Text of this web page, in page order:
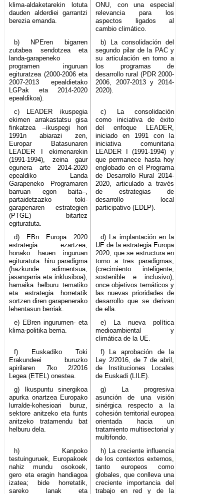
klima-aldaketarekin lotuta
dauden alderdiei garrantzi
berezia emanda.
ONU, con una especial
relevancia para los
aspectos ligados al
cambio climático.
b) NPEren bigarren
zutabea sendotzea eta
landa-garapeneko
programen inguruan
egituratzea (2000-2006 eta
2007-2013 epealdietako
LGPak eta 2014-2020
epealdikoa).
b) La consolidación del
segundo pilar de la PAC y
su articulación en torno a
los programas de
desarrollo rural (PDR 2000-
2006, 2007-2013 y 2014-
2020).
c) LEADER ikuspegia
ekimen arrakastatsu gisa
finkatzea –ikuspegi hori
1991n abiarazi zen,
Europar Batasunaren
LEADER I ekimenarekin
(1991-1994), zeina gaur
egunera arte 2014-2020
epealdiko Landa
Garapeneko Programaren
barruan egon baita–,
partaidetzazko toki-
garapenaren estrategien
(PTGE) bitartez
egituratuta.
c) La consolidación
como iniciativa de éxito
del enfoque LEADER,
iniciado en 1991 con la
iniciativa comunitaria
LEADER I (1991-1994) y
que permanece hasta hoy
englobado en el Programa
de Desarrollo Rural 2014-
2020, articulado a través
de estrategias de
desarrollo local
participativo (EDLP).
d) EBn Europa 2020
estrategia ezartzea,
honako hauen inguruan
egituratuta: hiru paradigma
(hazkunde adimentsua,
jasangarria eta inklusiboa),
hamaika helburu tematiko
eta estrategia horretatik
sortzen diren garapenerako
lehentasun berriak.
d) La implantación en la
UE de la estrategia Europa
2020, que se estructura en
torno a tres paradigmas,
(crecimiento inteligente,
sostenible e inclusivo),
once objetivos temáticos y
las nuevas prioridades de
desarrollo que se derivan
de ella.
e) EBren ingurumen- eta
klima-politika berria.
e) La nueva política
medioambiental y
climática de la UE.
f) Euskadiko Toki
Erakundeei buruzko
apirilaren 7ko 2/2016
Legea (ETEL) onestea.
f) La aprobación de la
Ley 2/2016, de 7 de abril,
de Instituciones Locales
de Euskadi (LILE).
g) Ikuspuntu sinergikoa
apurka onartzea Europako
lurralde-kohesioari buruz,
sektore anitzeko eta funts
anitzeko tratamendu bat
helburu dela.
g) La progresiva
asunción de una visión
sinérgica respecto a la
cohesión territorial europea
orientada hacia un
tratamiento multisectorial y
multifondo.
h) Kanpoko
testuinguruek, Europakoek
nahiz mundu osokoek,
gero eta eragin handiagoa
izatea; bide horretatik,
sareko lanak eta
h) La creciente influencia
de los contextos externos,
tanto europeos como
globales, que conlleva una
creciente importancia del
trabajo en red y de la